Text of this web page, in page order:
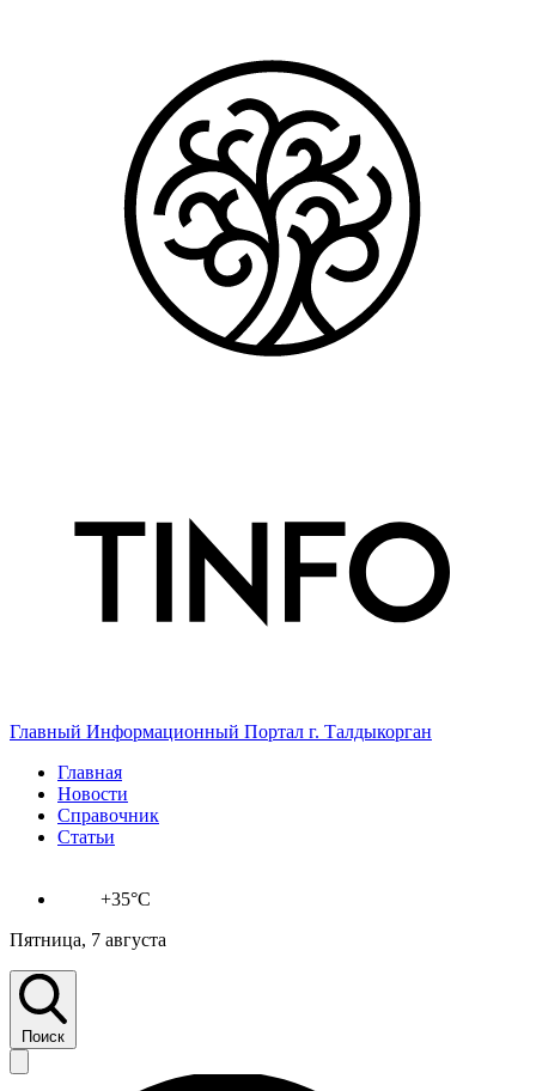
Главный Информационный Портал г. Талдыкорган
Главная
Новости
Справочник
Статьи
+35°C
Пятница, 7 августа
Поиск